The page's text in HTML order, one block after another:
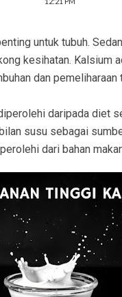
untuk tubuh.
kesihatan. Kalsium
dan pemeliharaan
daripada diet
susu sebagai
dari bahan